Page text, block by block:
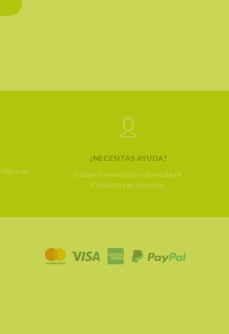
de
¿NECESITAS AYUDA?
Estamos encantados de ayudarte
Contacta con nosotros